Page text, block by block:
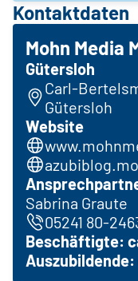
Kontaktdaten
Mohn Media
Gütersloh
Carl-
Gütersloh
Website
Sabrina Graute
05241 80-
Beschäftigte: